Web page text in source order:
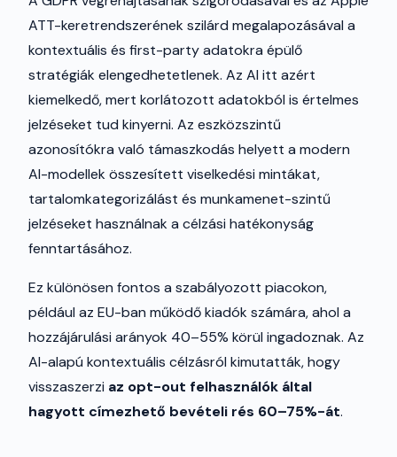
ATT-keretrendszerének szilárd megalapozásával a
kontextuális és first-party adatokra épülő
stratégiák elengedhetetlenek. Az AI itt azért
kiemelkedő, mert korlátozott adatokból is értelmes
jelzéseket tud kinyerni. Az eszközszintű
azonosítókra való támaszkodás helyett a modern
AI-modellek összesített viselkedési mintákat,
tartalomkategorizálást és munkamenet-szintű
jelzéseket használnak a célzási hatékonyság
fenntartásához.
Ez különösen fontos a szabályozott piacokon,
például az EU-ban működő kiadók számára, ahol a
hozzájárulási arányok 40–55% körül ingadoznak. Az
AI-alapú kontextuális célzásról kimutatták, hogy
visszaszerzi az opt-out felhasználók által
hagyott címezhető bevételi rés 60–75%-át.